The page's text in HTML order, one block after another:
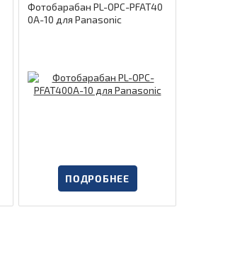
Фотобарабан PL-OPC-PFAT40
0A-10 для Panasonic
ПОДРОБНЕЕ